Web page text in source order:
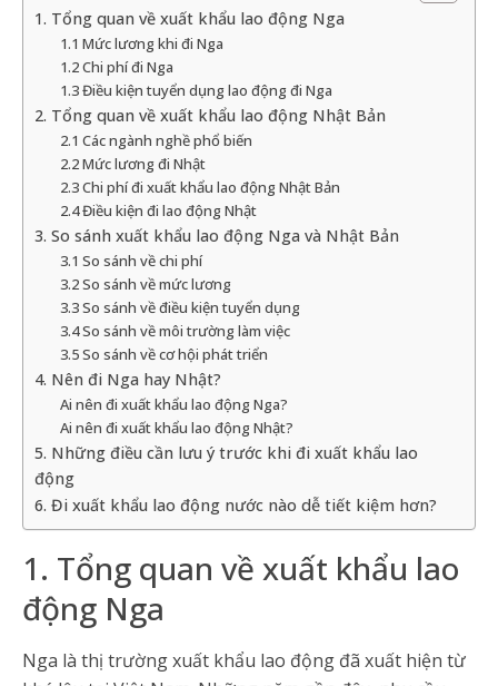
1. Tổng quan về xuất khẩu lao động Nga
1.1 Mức lương khi đi Nga
1.2 Chi phí đi Nga
1.3 Điều kiện tuyển dụng lao động đi Nga
2. Tổng quan về xuất khẩu lao động Nhật Bản
2.1 Các ngành nghề phổ biến
2.2 Mức lương đi Nhật
2.3 Chi phí đi xuất khẩu lao động Nhật Bản
2.4 Điều kiện đi lao động Nhật
3. So sánh xuất khẩu lao động Nga và Nhật Bản
3.1 So sánh về chi phí
3.2 So sánh về mức lương
3.3 So sánh về điều kiện tuyển dụng
3.4 So sánh về môi trường làm việc
3.5 So sánh về cơ hội phát triển
4. Nên đi Nga hay Nhật?
Ai nên đi xuất khẩu lao động Nga?
Ai nên đi xuất khẩu lao động Nhật?
5. Những điều cần lưu ý trước khi đi xuất khẩu lao
động
6. Đi xuất khẩu lao động nước nào dễ tiết kiệm hơn?
1. Tổng quan về xuất khẩu lao
động Nga
Nga là thị trường xuất khẩu lao động đã xuất hiện từ